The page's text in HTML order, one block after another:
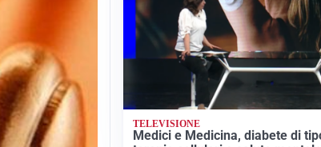
TELEVISIONE
Medici e Medicina, diabete di